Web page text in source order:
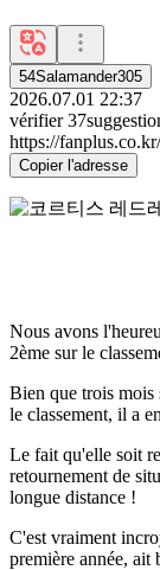
54Salamander305
2026.07.01 22:37
vérifier 37
https://
Copier l'adresse
Nous avons
2ème sur le
Bien que trois mois
le classement, il a
Le fait qu'elle soit
retournement de
longue distance !
C'est vraiment
première année, ait